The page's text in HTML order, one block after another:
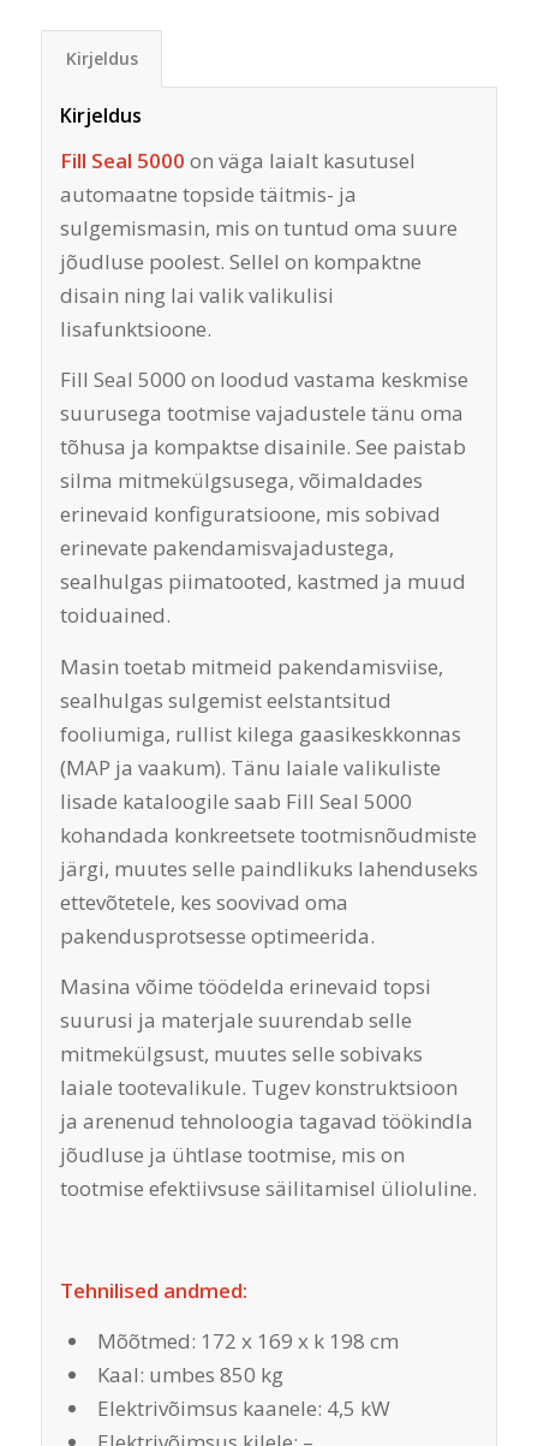
Kirjeldus
Kirjeldus
Fill Seal 5000 on väga laialt kasutusel
automaatne topside täitmis- ja
sulgemismasin, mis on tuntud oma suure
jõudluse poolest. Sellel on kompaktne
disain ning lai valik valikulisi
lisafunktsioone.
Fill Seal 5000 on loodud vastama keskmise
suurusega tootmise vajadustele tänu oma
tõhusa ja kompaktse disainile. See paistab
silma mitmekülgsusega, võimaldades
erinevaid konfiguratsioone, mis sobivad
erinevate pakendamisvajadustega,
sealhulgas piimatooted, kastmed ja muud
toiduained.
Masin toetab mitmeid pakendamisviise,
sealhulgas sulgemist eelstantsitud
fooliumiga, rullist kilega gaasikeskkonnas
(MAP ja vaakum). Tänu laiale valikuliste
lisade kataloogile saab Fill Seal 5000
kohandada konkreetsete tootmisnõudmiste
järgi, muutes selle paindlikuks lahenduseks
ettevõtetele, kes soovivad oma
pakendusprotsesse optimeerida.
Masina võime töödelda erinevaid topsi
suurusi ja materjale suurendab selle
mitmekülgsust, muutes selle sobivaks
laiale tootevalikule. Tugev konstruktsioon
ja arenenud tehnoloogia tagavad töökindla
jõudluse ja ühtlase tootmise, mis on
tootmise efektiivsuse säilitamisel ülioluline.
Tehnilised andmed:
Mõõtmed: 172 x 169 x k 198 cm
Kaal: umbes 850 kg
Elektrivõimsus kaanele: 4,5 kW